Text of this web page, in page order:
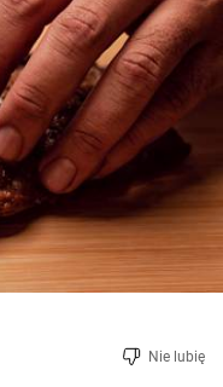
Nie lubię